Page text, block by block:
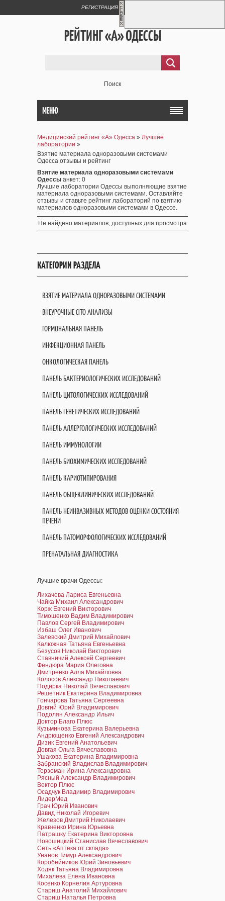
РЕГИСТРАЦИЯ
РЕЙТИНГ «А» ОДЕССЫ
Поиск
МЕНЮ
Медицинский рейтинг «А» Одесса » Лучшие
лаборатории »
Взятие материала одноразовыми системами
Одесса отзывы и рейтинг
Взятие материала одноразовыми системами
Одессы анкет: 0
Лучшие лаборатории Одессы выполняющие взятие
материала одноразовыми системами. Оставляйте
отзывы и ставьте рейтинг лабораторий по взятию
материалов одноразовыми системами в Одессе.
Не найдено материалов, доступных для просмотра
КАТЕГОРИИ РАЗДЕЛА
ВЗЯТИЕ МАТЕРИАЛА ОДНОРАЗОВЫМИ СИСТЕМАМИ
ВНЕУРОЧНЫЕ CITO АНАЛИЗЫ
ГОРМОНАЛЬНАЯ ПАНЕЛЬ
ИНФЕКЦИОННАЯ ПАНЕЛЬ
ОНКОЛОГИЧЕСКАЯ ПАНЕЛЬ
ПАНЕЛЬ БАКТЕРИОЛОГИЧЕСКИХ ИССЛЕДОВАНИЙ
ПАНЕЛЬ ЦИТОЛОГИЧЕСКИХ ИССЛЕДОВАНИЙ
ПАНЕЛЬ ГЕНЕТИЧЕСКИХ ИССЛЕДОВАНИЙ
ПАНЕЛЬ АЛЛЕРГОЛОГИЧЕСКИХ ИССЛЕДОВАНИЙ
ПАНЕЛЬ ИММУНОЛОГИИ
ПАНЕЛЬ БИОХИМИЧЕСКИХ ИССЛЕДОВАНИЙ
ПАНЕЛЬ КАРИОТИПИРОВАНИЯ
ПАНЕЛЬ ОБЩЕКЛИНИЧЕСКИХ ИССЛЕДОВАНИЙ
ПАНЕЛЬ НЕИНВАЗИВНЫХ МЕТОДОВ ОЦЕНКИ СОСТОЯНИЯ
ПЕЧЕНИ
ПАНЕЛЬ ПАТОМОРФОЛОГИЧЕСКИХ ИССЛЕДОВАНИЙ
ПРЕНАТАЛЬНАЯ ДИАГНОСТИКА
Лучшие врачи Одессы:
Лихачева Лариса Евгеньевна
Чайка Михаил Александрович
Корж Евгений Викторович
Тимошенко Вадим Владимирович
Павлов Сергей Владимирович
Избаш Олег Иванович
Залевский Дмитрий Михайлович
Калюжная Татьяна Евгеньевна
Безусов Николай Викторович
Ставничий Алексей Сергеевич
Фендюра Мария Олеговна
Дмитренко Алла Михайловна
Колосов Александр Николаевич
Подирка Николай Вячеславович
Решетник Екатерина Владимировна
Гончарова Татьяна Сергеевна
Довгий Юрий Владимирович
Подолян Александр Ильич
Доктор Благо Плюс
Кузьминова Екатерина Валерьевна
Андрющенко Евгений Александрович
Дизик Евгений Анатольевич
Довгая Ольга Вячеславовна
Ушакова Екатерина Владимировна
Забранский Владислав Владимирович
Терземан Ирина Александровна
Рясный Александр Владимирович
Вектор Плюс
Осадчук Владимир Владимирович
ЛидерМед
Грач Юрий Иванович
Давид Николай Игоревич
Железов Дмитрий Николаевич
Кравченко Ирина Юрьевна
Патрашку Екатерина Викторовна
Новошицкий Станислав Вячеславович
Сеть «Аптека от склада»
Унанов Тимур Александрович
Коробейников Юрий Зиновьевич
Ходяк Татьяна Владимировна
Михалёва Елена Ивановна
Косенко Корнелия Артуровна
Стариш Анатолий Михайлович
Стариш Наталья Петровна